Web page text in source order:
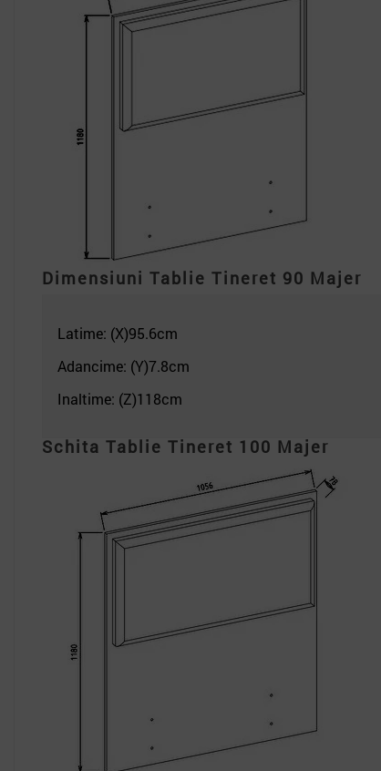
Dimensiuni Tablie Tineret 90 Majer
Latime: (X)95.6cm
Adancime: (Y)7.8cm
Inaltime: (Z)118cm
Schita Tablie Tineret 100 Majer